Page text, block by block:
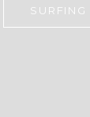
SURFING